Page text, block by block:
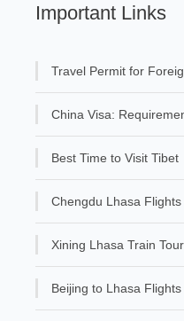
Important Links
Travel Permit for
China Visa:
Best Time to Visit Tibet
Chengdu Lhasa Flights
Xining Lhasa Train Tour
Beijing to Lhasa Flights